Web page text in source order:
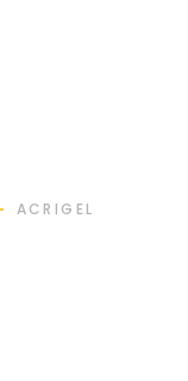
ACRIGEL